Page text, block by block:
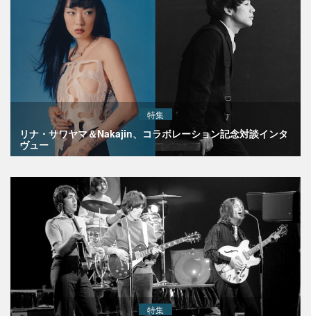
特集
リナ・サワヤマ＆Nakajin、コラボレーション記念対談インタ
ヴュー
特集